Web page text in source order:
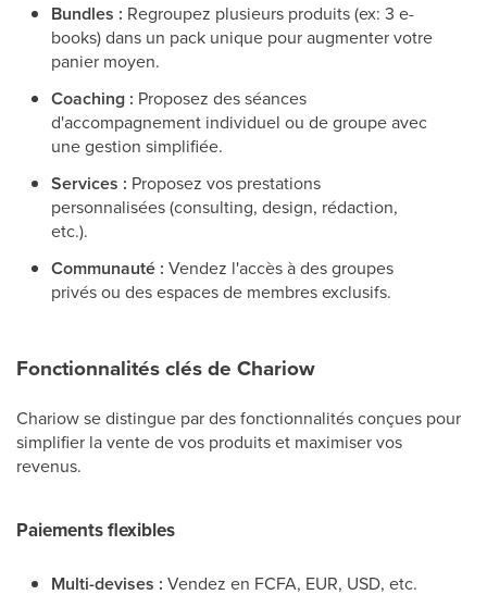
Bundles : Regroupez plusieurs produits (ex: 3 e-
books) dans un pack unique pour augmenter votre
panier moyen.
Coaching : Proposez des séances
d'accompagnement individuel ou de groupe avec
une gestion simplifiée.
Services : Proposez vos prestations
personnalisées (consulting, design, rédaction,
etc.).
Communauté : Vendez l'accès à des groupes
privés ou des espaces de membres exclusifs.
Fonctionnalités clés de Chariow
Chariow se distingue par des fonctionnalités conçues pour
simplifier la vente de vos produits et maximiser vos
revenus.
Paiements flexibles
Multi-devises : Vendez en FCFA, EUR, USD, etc.